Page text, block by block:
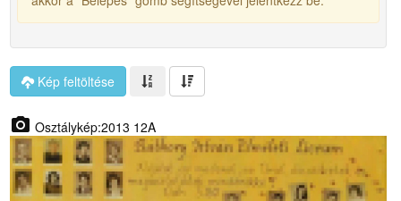
Kép feltöltése
photo_camera Osztálykép:2013 12A